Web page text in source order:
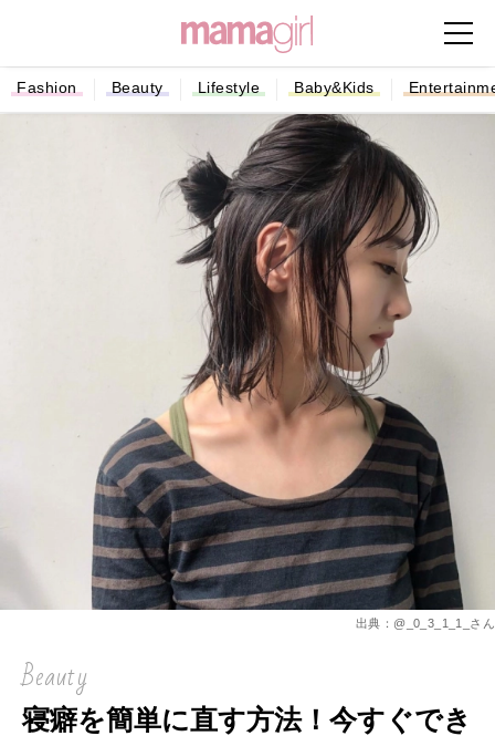
Fashion Beauty Lifestyle Baby&Kids
出典：@_0_3_1_1_さん
Beauty
寝癖を簡単に直す方法！今すぐでき